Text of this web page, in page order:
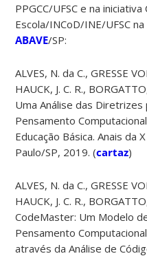
PPGCC/UFSC e na
Escola/INCoD/INE/UFSC na
ABAVE/SP:
ALVES, N. da C., GRESSE
HAUCK, J. C. R.,
Uma Análise das Diretrizes
Pensamento
Educação Básica. Anais da
Paulo/SP, 2019. (cartaz)
ALVES, N. da C., GRESSE
HAUCK, J. C. R.,
CodeMaster: Um Modelo
Pensamento
através da Análise de